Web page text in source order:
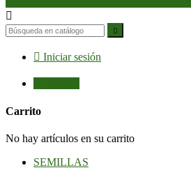


 Iniciar sesión
Carrito
No hay artículos en su carrito
SEMILLAS